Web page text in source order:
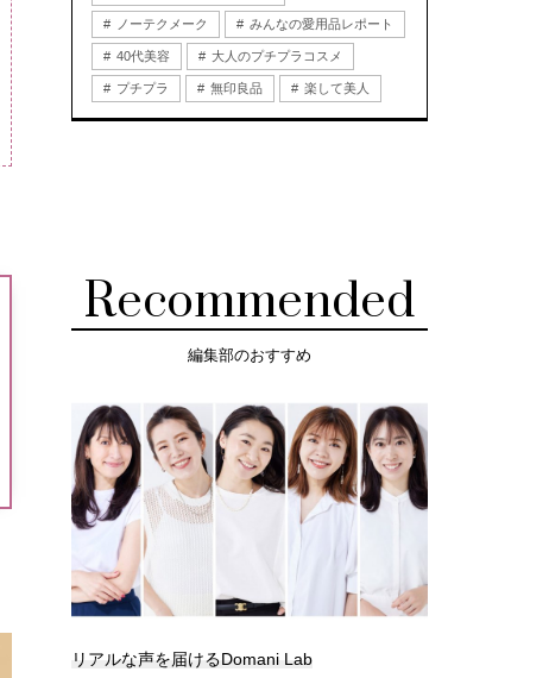
ノーテクメーク みんなの愛用品レポート
40代美容 大人のプチプラコスメ
プチプラ 無印良品 楽して美人
Recommended
編集部のおすすめ
リアルな声を届けるDomani Lab